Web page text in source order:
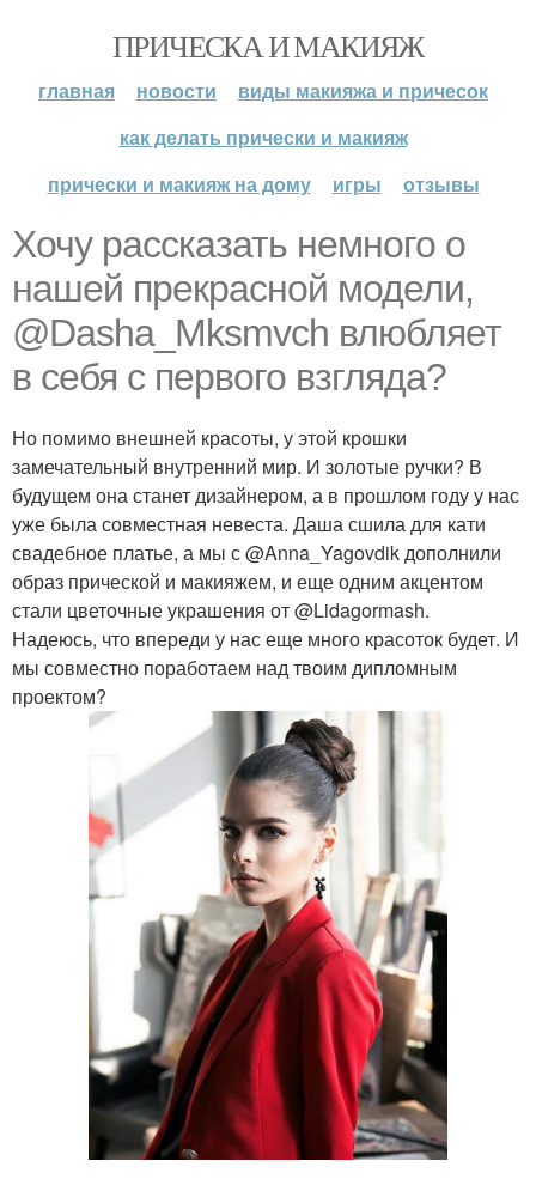
ПРИЧЕСКА И МАКИЯЖ
главная новости
виды макияжа и причесок
как делать прически и макияж
прически и макияж на дому
игры отзывы
Хочу рассказать немного о
нашей прекрасной модели,
@Dasha_Mksmvch влюбляет
в себя с первого взгляда?
Но помимо внешней красоты, у этой крошки
замечательный внутренний мир. И золотые ручки? В
будущем она станет дизайнером, а в прошлом году у нас
уже была совместная невеста. Даша сшила для кати
свадебное платье, а мы с @Anna_Yagovdik дополнили
образ прической и макияжем, и еще одним акцентом
стали цветочные украшения от @Lidagormash.
Надеюсь, что впереди у нас еще много красоток будет. И
мы совместно поработаем над твоим дипломным
проектом?